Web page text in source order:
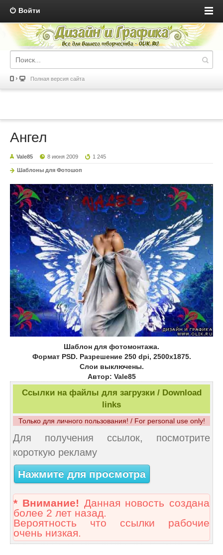
Войти
Полная версия сайта
Ангел
Vale85 8 июня 2009 1 245
Шаблоны для Фотошоп
Шаблон для фотомонтажа.
Формат PSD. Разрешение 250 dpi, 2500х1875.
Слои выключены.
Автор: Vale85
Ссылки на файлы для загрузки / Download
links
Только для личного пользования! / For personal use only!
Для получения ссылок, посмотрите
короткую рекламу
Нажмите для просмотра
* Внимание! Данная новость создана
более 2 лет назад.
Вероятность что ссылки рабочие
очень низкая.